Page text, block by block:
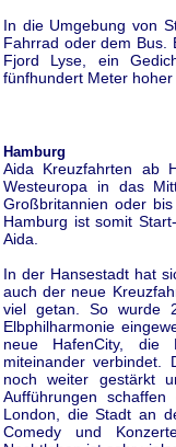
In die Umgebung von
Fahrrad oder dem Bus.
Fjord Lyse, ein
fünfhundert Meter hoher
Hamburg
Aida Kreuzfahrten ab
Westeuropa in das
Großbritannien oder
Hamburg ist somit
Aida.
In der Hansestadt hat
auch der neue
viel getan. So wurde
Elbphilharmonie
neue HafenCity, die
miteinander verbindet.
noch weiter gestärkt
Aufführungen
London, die Stadt an
Comedy und